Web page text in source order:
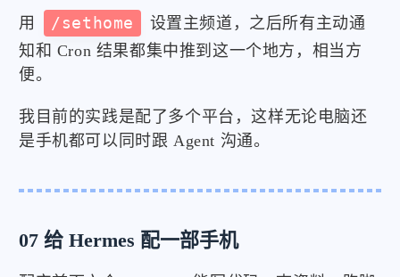
用 /sethome
设置主频道，之后所有主动通
知和 Cron 结果都集中推到这一个地方，相当方
便。
我目前的实践是配了多个平台，这样无论电脑还
是手机都可以同时跟 Agent 沟通。
07 给 Hermes 配一部手机